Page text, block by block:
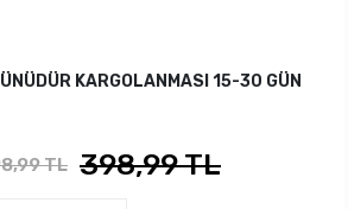
KARGOLANMASI 15-30 GÜN
TL 398,99 TL